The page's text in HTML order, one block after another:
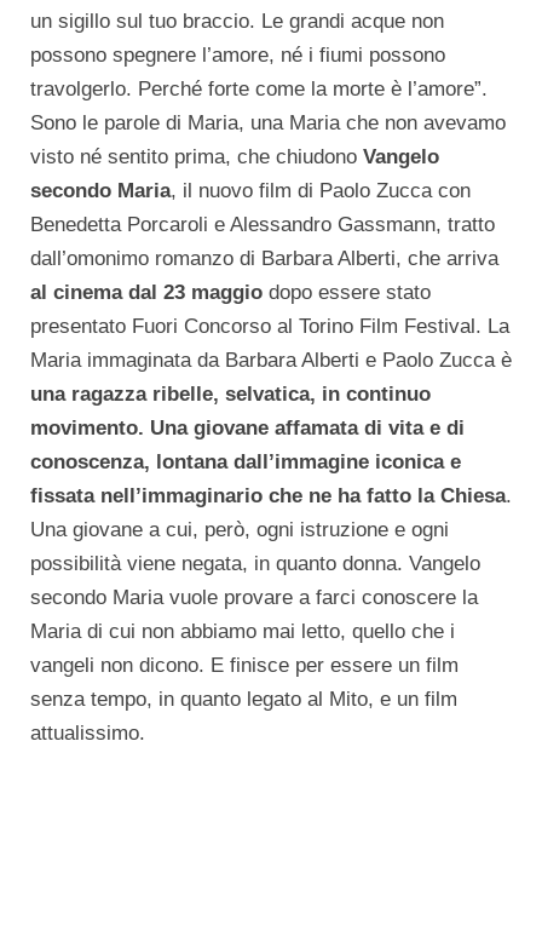
un sigillo sul tuo braccio. Le grandi acque non
possono spegnere l’amore, né i fiumi possono
travolgerlo. Perché forte come la morte è l’amore”.
Sono le parole di Maria, una Maria che non avevamo
visto né sentito prima, che chiudono Vangelo
secondo Maria, il nuovo film di Paolo Zucca con
Benedetta Porcaroli e Alessandro Gassmann, tratto
dall’omonimo romanzo di Barbara Alberti, che arriva
al cinema dal 23 maggio dopo essere stato
presentato Fuori Concorso al Torino Film Festival. La
Maria immaginata da Barbara Alberti e Paolo Zucca è
una ragazza ribelle, selvatica, in continuo
movimento. Una giovane affamata di vita e di
conoscenza, lontana dall’immagine iconica e
fissata nell’immaginario che ne ha fatto la Chiesa.
Una giovane a cui, però, ogni istruzione e ogni
possibilità viene negata, in quanto donna. Vangelo
secondo Maria vuole provare a farci conoscere la
Maria di cui non abbiamo mai letto, quello che i
vangeli non dicono. E finisce per essere un film
senza tempo, in quanto legato al Mito, e un film
attualissimo.